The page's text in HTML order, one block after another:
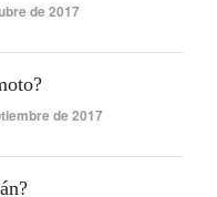
de 2017
de 2017